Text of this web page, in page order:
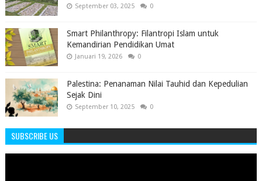
September 03, 2025 0
Smart Philanthropy: Filantropi Islam untuk
Kemandirian Pendidikan Umat
Januari 19, 2026 0
Palestina: Penanaman Nilai Tauhid dan Kepedulian
Sejak Dini
September 10, 2025 0
SUBSCRIBE US